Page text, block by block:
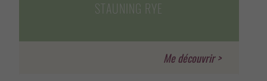
STAUNING RYE